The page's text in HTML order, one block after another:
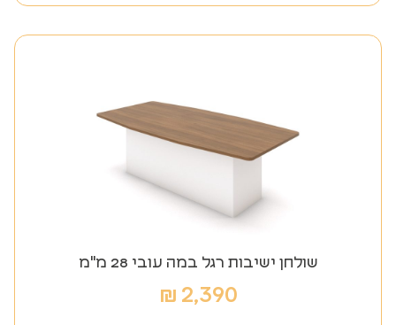
שולחן ישיבות רגל במה עובי 28 מ"מ
2,390
₪